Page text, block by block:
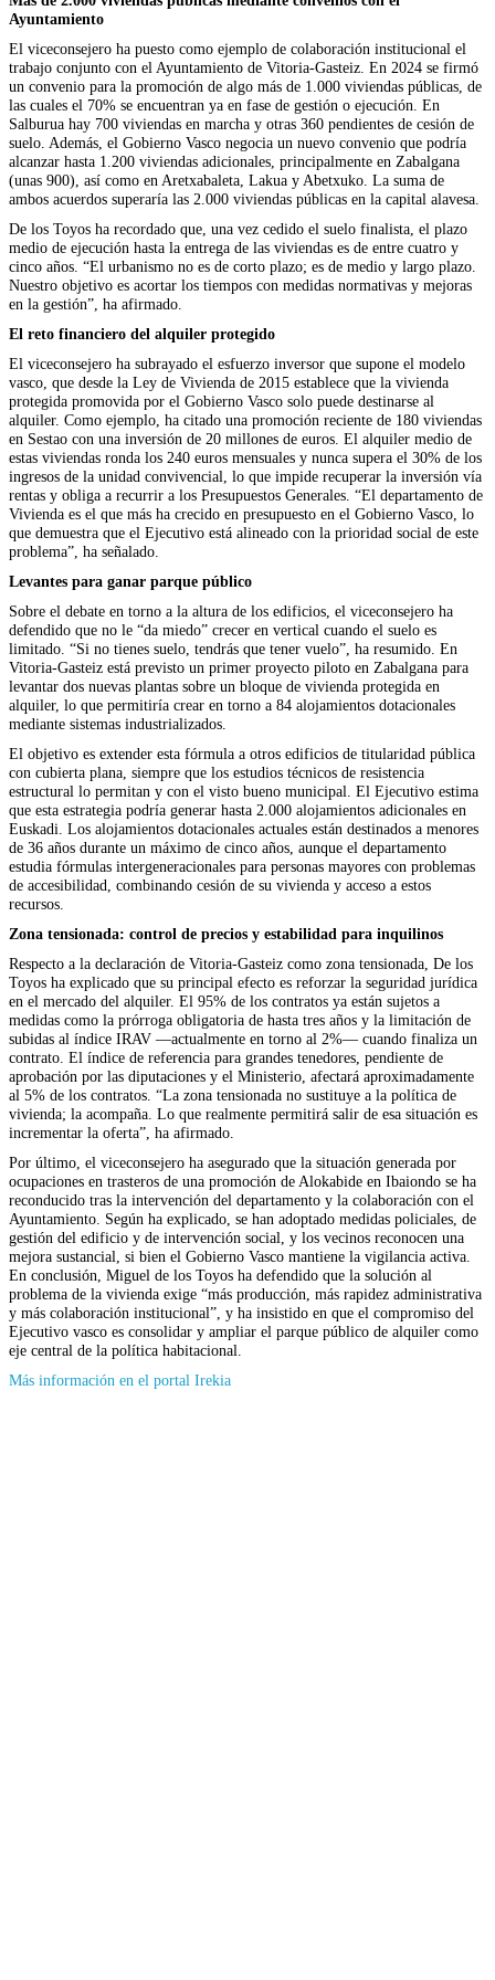
Ayuntamiento
El viceconsejero ha puesto como ejemplo de colaboración institucional el
trabajo conjunto con el Ayuntamiento de Vitoria-Gasteiz. En 2024 se firmó
un convenio para la promoción de algo más de 1.000 viviendas públicas, de
las cuales el 70% se encuentran ya en fase de gestión o ejecución. En
Salburua hay 700 viviendas en marcha y otras 360 pendientes de cesión de
suelo. Además, el Gobierno Vasco negocia un nuevo convenio que podría
alcanzar hasta 1.200 viviendas adicionales, principalmente en Zabalgana
(unas 900), así como en Aretxabaleta, Lakua y Abetxuko. La suma de
ambos acuerdos superaría las 2.000 viviendas públicas en la capital alavesa.
De los Toyos ha recordado que, una vez cedido el suelo finalista, el plazo
medio de ejecución hasta la entrega de las viviendas es de entre cuatro y
cinco años. “El urbanismo no es de corto plazo; es de medio y largo plazo.
Nuestro objetivo es acortar los tiempos con medidas normativas y mejoras
en la gestión”, ha afirmado.
El reto financiero del alquiler protegido
El viceconsejero ha subrayado el esfuerzo inversor que supone el modelo
vasco, que desde la Ley de Vivienda de 2015 establece que la vivienda
protegida promovida por el Gobierno Vasco solo puede destinarse al
alquiler. Como ejemplo, ha citado una promoción reciente de 180 viviendas
en Sestao con una inversión de 20 millones de euros. El alquiler medio de
estas viviendas ronda los 240 euros mensuales y nunca supera el 30% de los
ingresos de la unidad convivencial, lo que impide recuperar la inversión vía
rentas y obliga a recurrir a los Presupuestos Generales. “El departamento de
Vivienda es el que más ha crecido en presupuesto en el Gobierno Vasco, lo
que demuestra que el Ejecutivo está alineado con la prioridad social de este
problema”, ha señalado.
Levantes para ganar parque público
Sobre el debate en torno a la altura de los edificios, el viceconsejero ha
defendido que no le “da miedo” crecer en vertical cuando el suelo es
limitado. “Si no tienes suelo, tendrás que tener vuelo”, ha resumido. En
Vitoria-Gasteiz está previsto un primer proyecto piloto en Zabalgana para
levantar dos nuevas plantas sobre un bloque de vivienda protegida en
alquiler, lo que permitiría crear en torno a 84 alojamientos dotacionales
mediante sistemas industrializados.
El objetivo es extender esta fórmula a otros edificios de titularidad pública
con cubierta plana, siempre que los estudios técnicos de resistencia
estructural lo permitan y con el visto bueno municipal. El Ejecutivo estima
que esta estrategia podría generar hasta 2.000 alojamientos adicionales en
Euskadi. Los alojamientos dotacionales actuales están destinados a menores
de 36 años durante un máximo de cinco años, aunque el departamento
estudia fórmulas intergeneracionales para personas mayores con problemas
de accesibilidad, combinando cesión de su vivienda y acceso a estos
recursos.
Zona tensionada: control de precios y estabilidad para inquilinos
Respecto a la declaración de Vitoria-Gasteiz como zona tensionada, De los
Toyos ha explicado que su principal efecto es reforzar la seguridad jurídica
en el mercado del alquiler. El 95% de los contratos ya están sujetos a
medidas como la prórroga obligatoria de hasta tres años y la limitación de
subidas al índice IRAV —actualmente en torno al 2%— cuando finaliza un
contrato. El índice de referencia para grandes tenedores, pendiente de
aprobación por las diputaciones y el Ministerio, afectará aproximadamente
al 5% de los contratos. “La zona tensionada no sustituye a la política de
vivienda; la acompaña. Lo que realmente permitirá salir de esa situación es
incrementar la oferta”, ha afirmado.
Por último, el viceconsejero ha asegurado que la situación generada por
ocupaciones en trasteros de una promoción de Alokabide en Ibaiondo se ha
reconducido tras la intervención del departamento y la colaboración con el
Ayuntamiento. Según ha explicado, se han adoptado medidas policiales, de
gestión del edificio y de intervención social, y los vecinos reconocen una
mejora sustancial, si bien el Gobierno Vasco mantiene la vigilancia activa.
En conclusión, Miguel de los Toyos ha defendido que la solución al
problema de la vivienda exige “más producción, más rapidez administrativa
y más colaboración institucional”, y ha insistido en que el compromiso del
Ejecutivo vasco es consolidar y ampliar el parque público de alquiler como
eje central de la política habitacional.
Más información en el portal Irekia(Se